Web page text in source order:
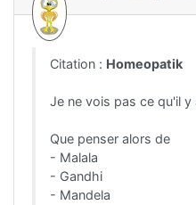
Citation : Homeopatik
Je ne vois pas ce qu'il y
Que penser alors de
- Malala
- Gandhi
- Mandela